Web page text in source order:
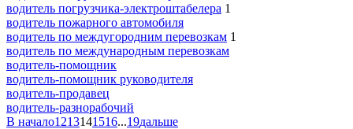
водитель погрузчика-электроштабелера 1
водитель пожарного автомобиля
водитель по междугородним перевозкам 1
водитель по международным перевозкам
водитель-помощник
водитель-помощник руководителя
водитель-продавец
водитель-разнорабочий
В начало1213141516...19дальше